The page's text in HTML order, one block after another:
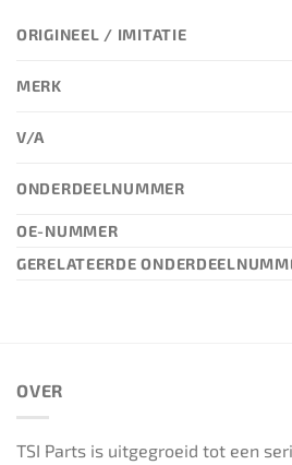
ORIGINEEL / IMITATIE
MERK
V/A
ONDERDEELNUMMER
OE-NUMMER
GERELATEERDE
OVER
TSI Parts is uitgegroeid tot een